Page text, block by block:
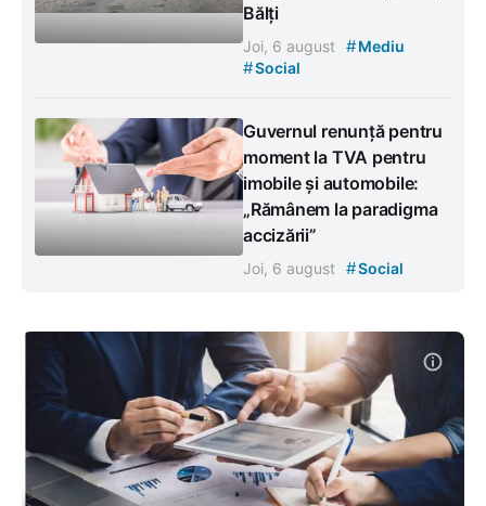
Bălți
Joi, 6 august #Mediu
#Social
Guvernul renunță pentru
moment la TVA pentru
imobile și automobile:
„Rămânem la paradigma
accizării”
Joi, 6 august #Social